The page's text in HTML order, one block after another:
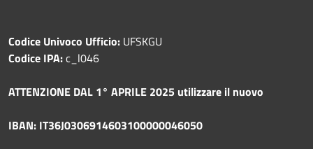
Codice Univoco Ufficio: UFSKGU
Codice IPA:c_l046
ATTENZIONE DAL 1° APRILE 2025 utilizzare il nuovo
IBAN: IT36J0306914603100000046050